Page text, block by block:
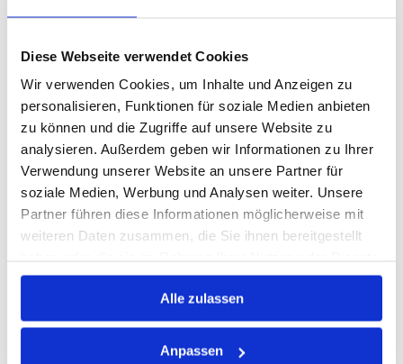
Diese Webseite verwendet Cookies
Wir verwenden Cookies, um Inhalte und Anzeigen zu
personalisieren, Funktionen für soziale Medien anbieten
zu können und die Zugriffe auf unsere Website zu
analysieren. Außerdem geben wir Informationen zu Ihrer
Verwendung unserer Website an unsere Partner für
soziale Medien, Werbung und Analysen weiter. Unsere
Partner führen diese Informationen möglicherweise mit
weiteren Daten zusammen, die Sie ihnen bereitgestellt
gesammelt haben.
Alle zulassen
Anpassen
STK Warenkorb
Auf Lager
Print
PRODUKTBESCHREIBUNG